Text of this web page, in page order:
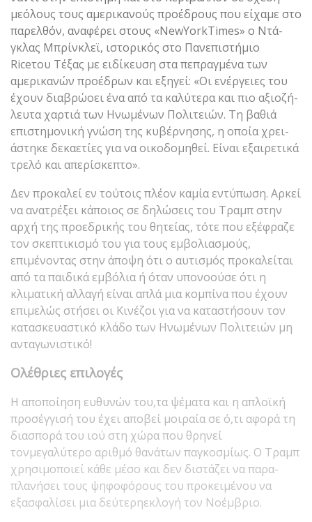
μεόλους τους αμερικανούς προέδρους που είχαμε στο
παρελθόν, αναφέρει στους «NewYorkTimes» ο Ντά-
γκλας Μπρίνκλεϊ, ιστορι­κός στο Πανεπιστήμιο
Riceτου Τέξας με ειδίκευση στα πεπραγμένα των
αμερικανών προέδρων και εξηγεί: «Οι ενέργειες του
έχουν διαβρώοει ένα από τα καλύτερα και πιο αξιοζή­
λευτα χαρτιά των Ηνωμέ­νων Πολιτειών. Τη βαθιά
επιστημονική γνώση της κυβέρνησης, η οποία χρει­
άστηκε δεκαετίες για να οικοδομηθεί. Είναι εξαι­ρετικά
τρελό και απερί­σκεπτο».
Δεν προκαλεί εν τούτοις πλέον καμία εντύπωση. Αρκεί
να ανατρέξει κά­ποιος σε δηλώσεις του Τραμπ στην
αρχή της προ­εδρικής του θητείας, τότε που εξέφραζε
τον σκεπτι­κισμό του για τους εμβολι­ασμούς,
επιμένοντας στην άποψη ότι ο αυτισμός προκαλείται
από τα παιδικά εμβόλια ή όταν υπονοούσε ότι η
κλιματική αλλαγή εί­ναι απλά μια κομπίνα που έχουν
επιμελώς στήσει οι Κινέζοι για να καταστή­σουν τον
κατασκευαστικό κλάδο των Ηνωμένων Πο­λιτειών μη
ανταγωνιστικό!
Ολέθριες επιλογές
Η αποποίηση ευθυνών του,τα ψέματα και η απλοϊκή
προσέγγισή του έχει απο­βεί μοιραία σε ό,τι αφο­ρά τη
διασπορά του ιού στη χώρα που θρηνεί
τονμεγαλύτερο αριθμό θανά­των παγκοσμίως. Ο Τραμπ
χρησιμοποιεί κάθε μέσο και δεν διστάζει να παρα­
πλανήσει τους ψηφοφό­ρους του προκειμένου να
εξασφαλίσει μια δεύτερηεκλογή τον Νοέμβριο.